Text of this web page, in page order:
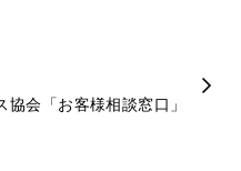
協会「お客様相談窓口」